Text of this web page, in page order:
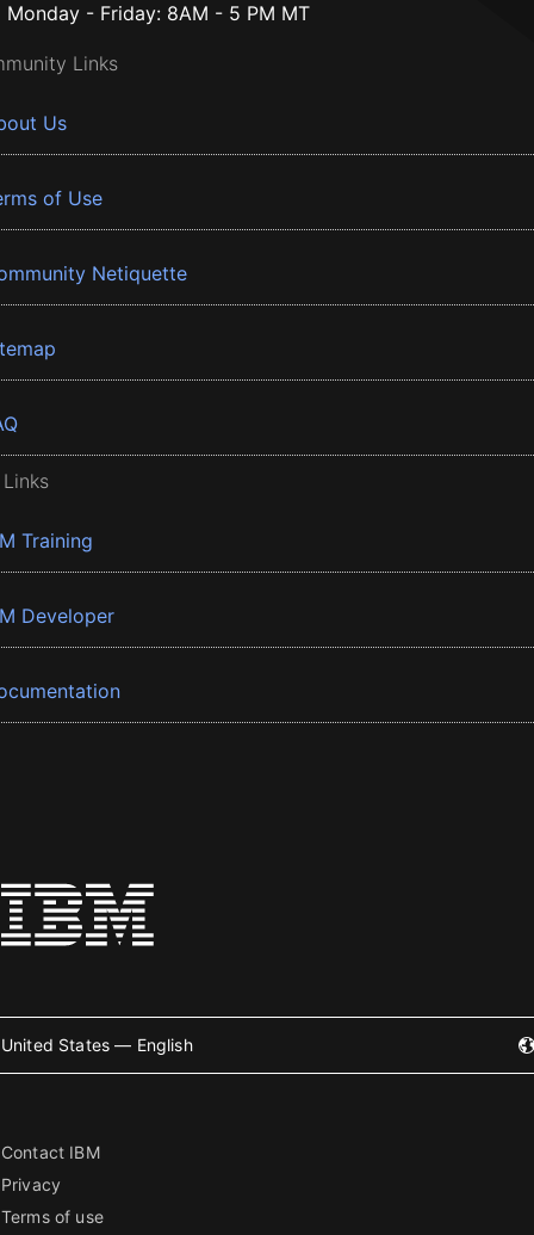
Monday - Friday: 8AM - 5 PM MT
Links
Us
of Use
Netiquette
Training
Developer
United States — English
Contact IBM
Privacy
Terms of use